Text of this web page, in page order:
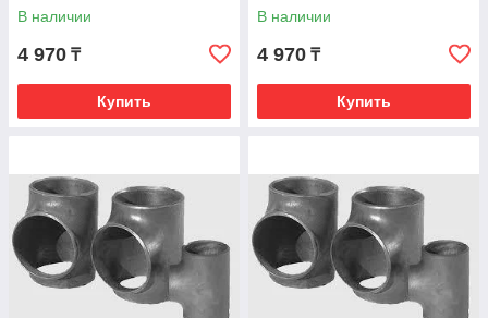
В наличии
4 970 ₸
Купить
В наличии
4 970 ₸
Купить